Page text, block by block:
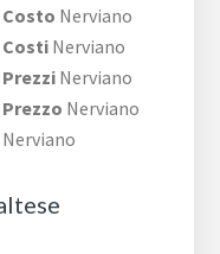
Costo Nerviano
Costi Nerviano
Nerviano
Nerviano
Nerviano